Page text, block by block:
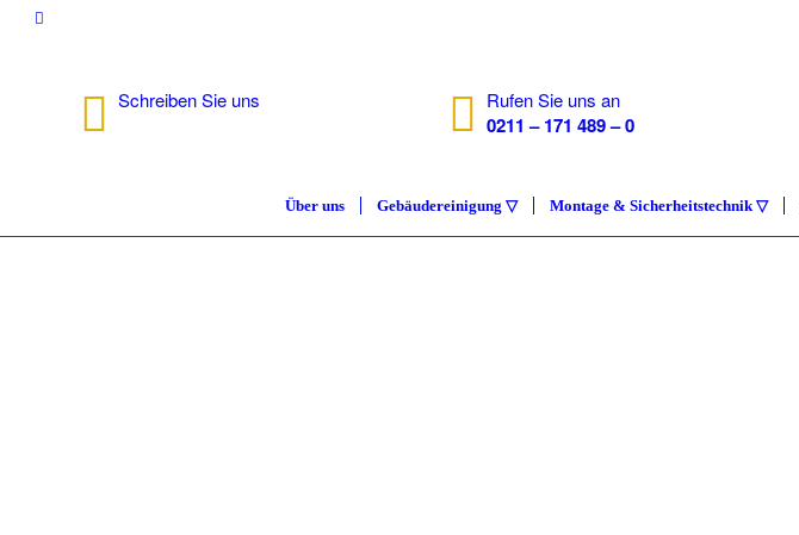
Schreiben Sie uns Rufen Sie uns an
0211 – 171 489 – 0
Über uns Gebäudereinigung ▽ Montage & Sicherheitstechnik ▽